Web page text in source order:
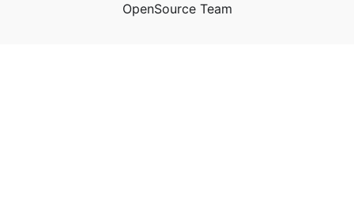
OpenSource Team